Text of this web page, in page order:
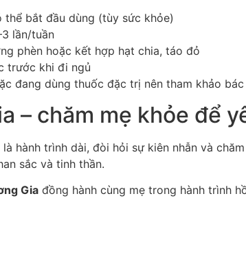
thể bắt đầu dùng (tùy sức khỏe)
lần/tuần
phèn hoặc kết hợp hạt chia, táo đỏ
trước khi đi ngủ
đang dùng thuốc đặc trị nên tham khảo
– chăm mẹ khỏe để
là hành trình dài, đòi hỏi sự kiên nhẫn và
sắc và tinh thần.
Gia đồng hành cùng mẹ trong hành trình